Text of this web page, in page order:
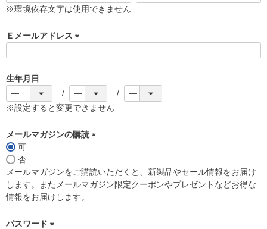
必
)
※環境依存文字は使用できません
Ｅメールアドレス
)
生年月日
※設定すると変更できません
メールマガジンの購読
須
)
可
否
メールマガジンをご購読いただくと、新製品やセール情報をお届け
します。またメールマガジン限定クーポンやプレゼントなどお得な
情報をお届けします。
パスワード